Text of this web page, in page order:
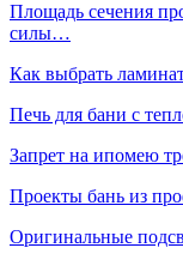
Площадь сечения
силы…
Как выбрать
Печь для бани с
Запрет на ипомею
Проекты бань из
Оригинальные